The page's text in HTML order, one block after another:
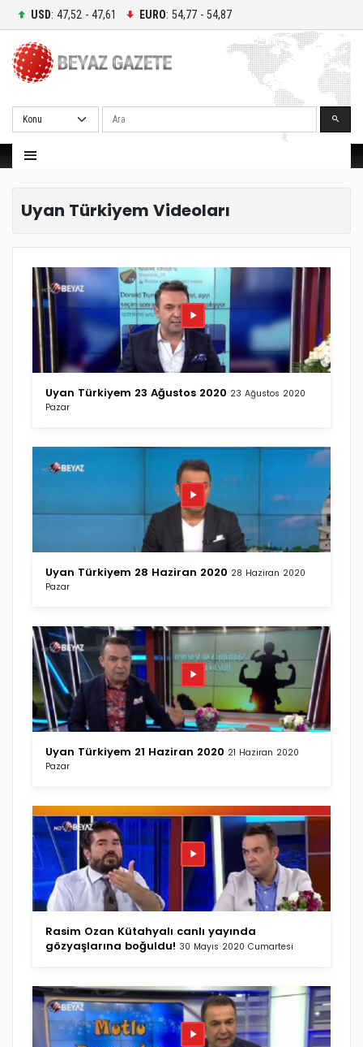
USD: 47,52 - 47,61 EURO: 54,77 - 54,87
Ara
Uyan Türkiyem Videoları
Uyan Türkiyem 23 Ağustos 2020 23 Ağustos 2020
Pazar
Uyan Türkiyem 28 Haziran 2020 28 Haziran 2020
Pazar
Uyan Türkiyem 21 Haziran 2020 21 Haziran 2020
Pazar
Rasim Ozan Kütahyalı canlı yayında
gözyaşlarına boğuldu! 30 Mayıs 2020 Cumartesi